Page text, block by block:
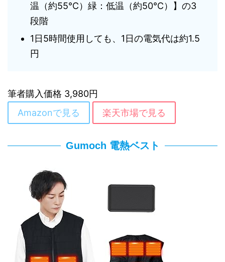
温（約55℃）緑：低温（約50℃）】の3
段階
1日5時間使用しても、1日の電気代は約1.5
円
筆者購入価格 3,980円
Amazonで見る
楽天市場で見る
Gumoch 電熱ベスト